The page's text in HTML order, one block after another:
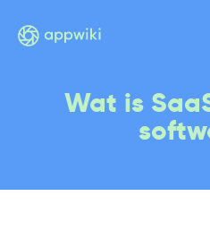
Facturatie
Wat is